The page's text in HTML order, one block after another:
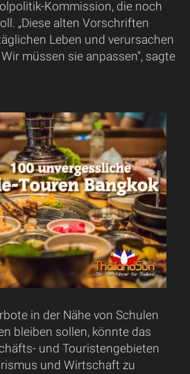
Kommission, die noch
„Diese alten Vorschriften
Leben und verursachen
müssen sie anpassen“, sagte
in der Nähe von Schulen
bleiben sollen, könnte das
und Touristengebieten
und Wirtschaft zu